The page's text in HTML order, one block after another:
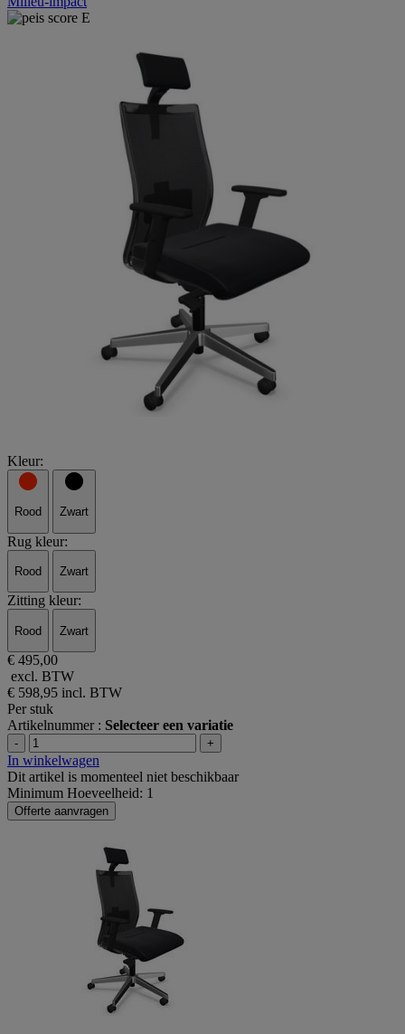
Kleur:
Rood Zwart
Rug kleur:
Rood Zwart
Zitting kleur:
Rood Zwart
€ 495,00
excl. BTW
€ 598,95 incl. BTW
Per stuk
Artikelnummer : Selecteer een variatie
- +
In winkelwagen
Dit artikel is momenteel niet beschikbaar
Minimum Hoeveelheid: 1
Offerte aanvragen